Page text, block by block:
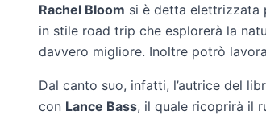
Rachel Bloom si è detta elettrizzata
in stile road trip che esplorerà la
davvero migliore. Inoltre potrò
Dal canto suo, infatti, l’autrice del
con Lance Bass, il quale ricoprirà il